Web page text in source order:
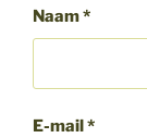
Naam*
E-mail *